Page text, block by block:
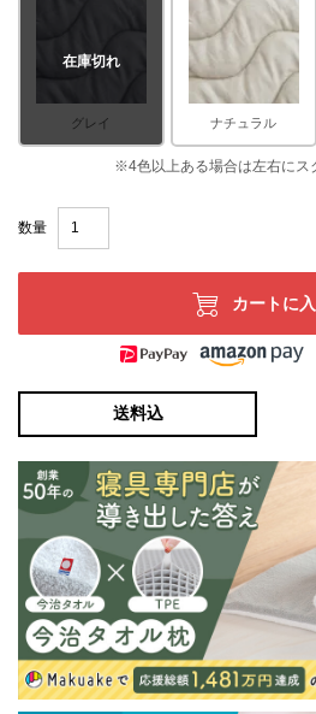
グレイ
在庫切れ
ナチュラル
カートに
送料込